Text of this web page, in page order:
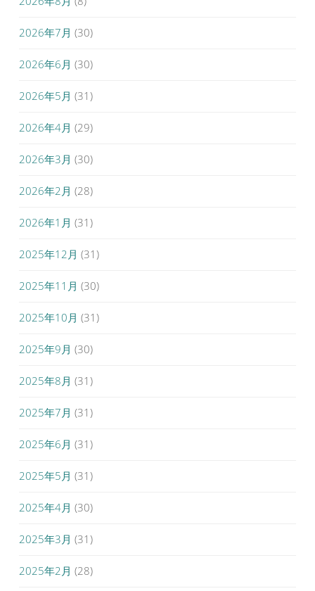
2026年7月 (30)
2026年6月 (30)
2026年5月 (31)
2026年4月 (29)
2026年3月 (30)
2026年2月 (28)
2026年1月 (31)
2025年12月 (31)
2025年11月 (30)
2025年10月 (31)
2025年9月 (30)
2025年8月 (31)
2025年7月 (31)
2025年6月 (31)
2025年5月 (31)
2025年4月 (30)
2025年3月 (31)
2025年2月 (28)